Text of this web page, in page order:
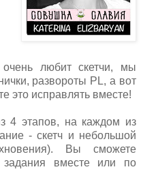
любит скетчи, мы
развороты PL, а вот
это исправлять вместе!
4 этапов, на каждом из
- скетч и небольшой
Вы сможете
задания вместе или по